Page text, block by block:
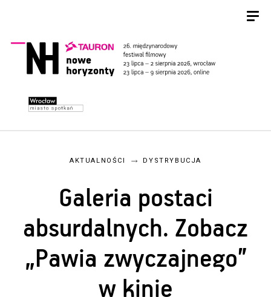
AKTUALNOŚCI DYSTRYBUCJA
Galeria postaci
absurdalnych. Zobacz
„Pawia zwyczajnego”
w kinie